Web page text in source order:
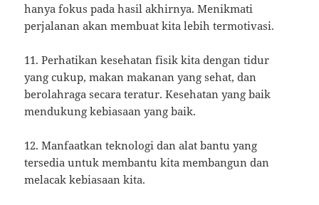
hanya fokus pada hasil akhirnya. Menikmati
perjalanan akan membuat kita lebih termotivasi.
11. Perhatikan kesehatan fisik kita dengan tidur
yang cukup, makan makanan yang sehat, dan
berolahraga secara teratur. Kesehatan yang baik
mendukung kebiasaan yang baik.
12. Manfaatkan teknologi dan alat bantu yang
tersedia untuk membantu kita membangun dan
melacak kebiasaan kita.